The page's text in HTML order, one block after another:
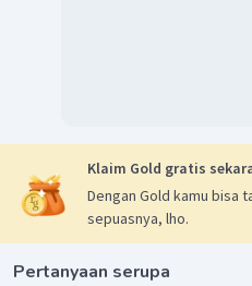
Pemisalan angka koefisien
berikut.
Klaim Gold gratis
Dengan Gold kamu bisa
sepuasnya, lho.
Pertanyaan serupa